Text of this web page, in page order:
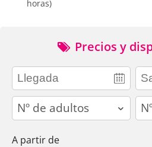
horas)
Precios y
adults
A partir de